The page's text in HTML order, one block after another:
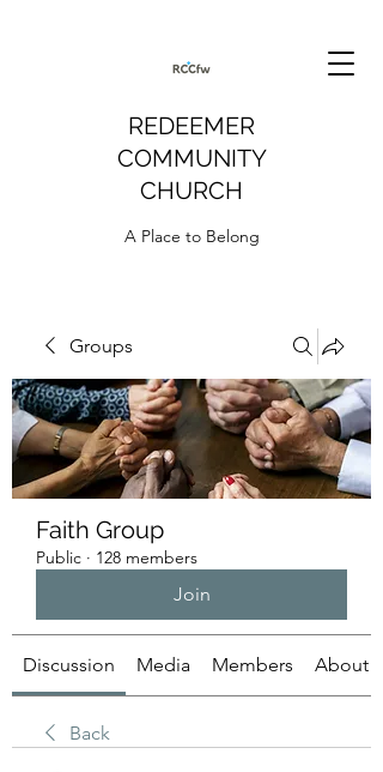
REDEEMER
COMMUNITY
CHURCH
A Place to Belong
Groups
Faith Group
Public · 128 members
Join
Discussion Media Members About
Back